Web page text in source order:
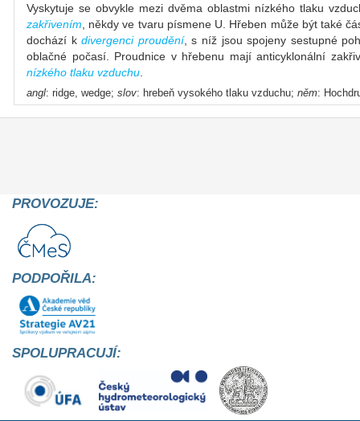
Vyskytuje se obvykle mezi dvěma oblastmi nízkého tlaku
zakřivením , někdy ve tvaru písmene U. Hřeben může být také
dochází kdivergenci proudění, s níž jsou spojeny sestupné
oblačné počasí. Proudnice v hřebenu mají anticyklonální
nízkého tlaku vzduchu
angl: ridge, wedge; slov: hrebeň vysokého tlaku vzduchu; něm:
PROVOZUJE:
PODPOŘILA:
SPOLUPRACUJÍ: